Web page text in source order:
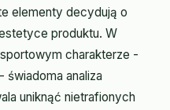
elementy decydują o
produktu. W
charakterze -
świadoma analiza
uniknąć nietrafionych